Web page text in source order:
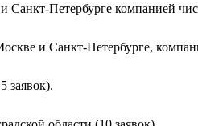
Петербурге компанией
и Санкт-Петербурге,
заявок).